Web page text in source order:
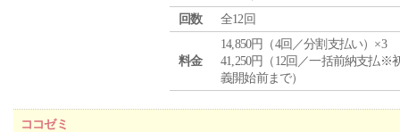
回数
全12回
料金
14,850円（4回／分割支払い）×3
41,250円（12回／一括前納支払※
義開始前まで）
ココゼミ